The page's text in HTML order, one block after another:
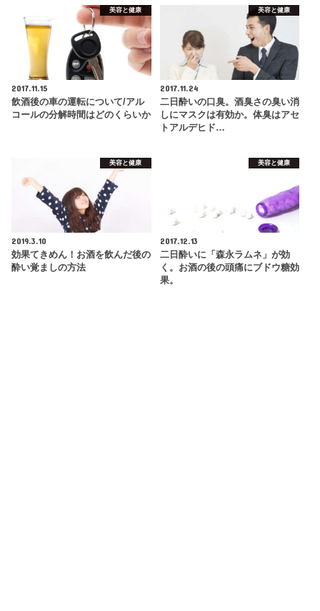
美容と健康
2017.11.15
飲酒後の車の運転について/アル
コールの分解時間はどのくらいか
美容と健康
2017.11.24
二日酔いの口臭。酒臭さの臭い消
しにマスクは有効か。体臭はアセ
トアルデヒド…
美容と健康
2019.3.10
効果てきめん！お酒を飲んだ後の
酔い覚ましの方法
美容と健康
2017.12.13
二日酔いに「森永ラムネ」が効
く。お酒の後の頭痛にブドウ糖効
果。